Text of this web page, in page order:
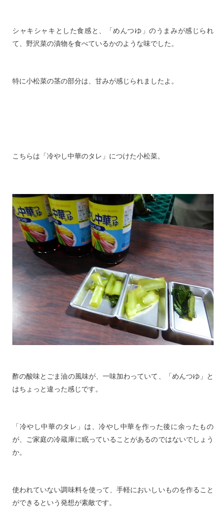
シャキシャキとした食感と、「めんつゆ」のうまみが感じられ
て、野沢菜の漬物を食べているかのような味でした。
特に小松菜の茎の部分は、甘みが感じられましたよ。
こちらは「冷やし中華のタレ」につけた小松菜。
酢の酸味とごま油の風味が、一味加わっていて、「めんつゆ」と
はちょっと違った感じです。
「冷やし中華のタレ」は、冷やし中華を作った後に余ったもの
が、ご家庭の冷蔵庫に眠っていることがあるのではないでしょう
か。
使われていない調味料を使って、手軽においしいものを作ること
ができるという発想が素敵です。